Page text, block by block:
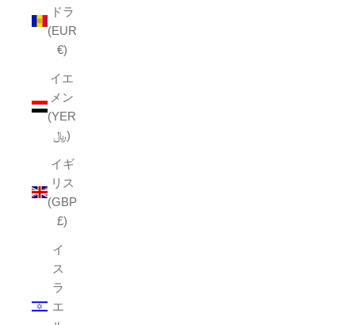
ドラ
(EUR
€)
イエ
メン
(YER
﷼)
イギ
リス
(GBP
£)
イ
ス
ラ
エ